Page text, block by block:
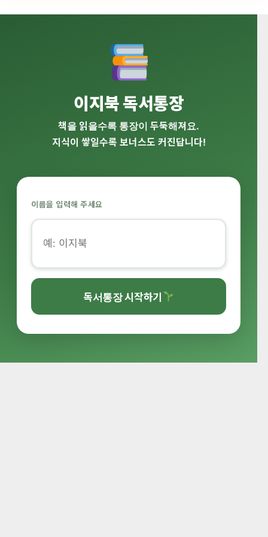
이지북 독서통장
책을 읽을수록 통장이 두둑해져요.
지식이 쌓일수록 보너스도 커진답니다!
이름을 입력해 주세요
독서통장 시작하기